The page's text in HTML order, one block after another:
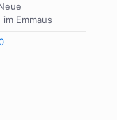
Emmaus